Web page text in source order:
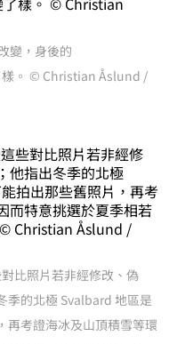
變，身後的
。 © Christian Åslund /
比照片若非經修改、偽
季的北極 Svalbard 地區是
再考證海冰及山頂積雪等環